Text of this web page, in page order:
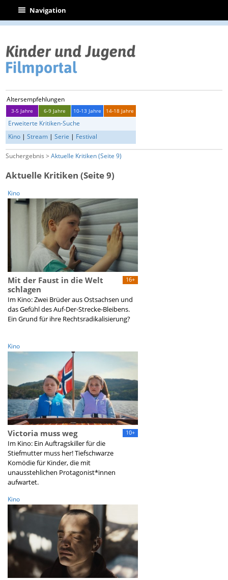
| Navigation
Altersempfehlungen
3-5 Jahre 6-9 Jahre 10-13 Jahre 14-18 Jahre
Erweiterte Kritiken-Suche
Kino |Stream |Serie | Festival
Suchergebnis >Aktuelle Kritiken (Seite 9)
Aktuelle Kritiken (Seite 9)
Kino
16+
Mit der Faust in die Welt
schlagen
Im Kino: Zwei Brüder aus Ostsachsen und
das Gefühl des Auf-Der-Strecke-Bleibens.
Ein Grund für ihre Rechtsradikalisierung?
Kino
10+
Victoria muss weg
Im Kino: Ein Auftragskiller für die
Stiefmutter muss her! Tiefschwarze
Komödie für Kinder, die mit
unausstehlichen Protagonist*innen
aufwartet.
Kino